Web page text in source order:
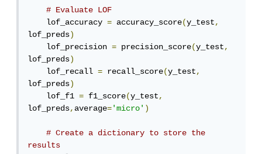
# Evaluate LOF
lof_accuracy = accuracy_score(y_test,
lof_preds)
lof_precision = precision_score(y_test,
lof_preds)
lof_recall = recall_score(y_test,
lof_preds)
lof_f1 = f1_score(y_test,
lof_preds,average='micro')
# Create a dictionary to store the
results